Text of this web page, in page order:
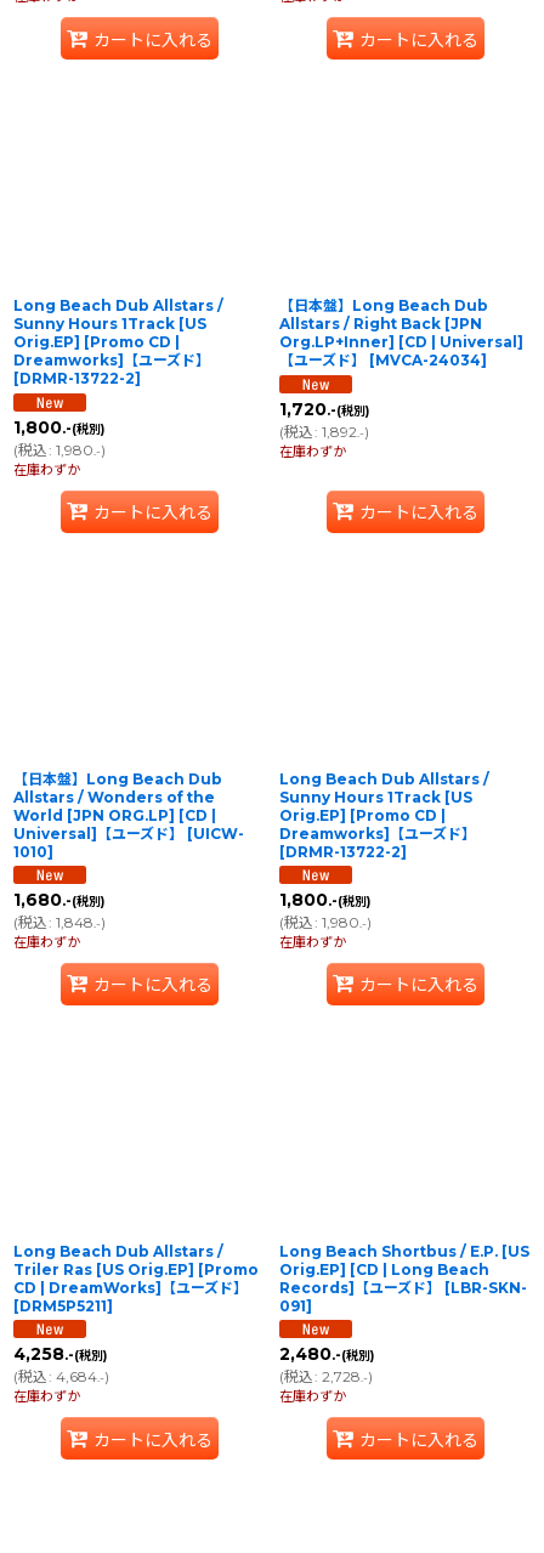
カートに入れる カートに入れる
Long Beach Dub Allstars /
Sunny Hours 1Track [US
Orig.EP] [Promo CD |
Dreamworks]【ユーズド】
[DRMR-13722-2]
1,800.-(税別)
(税込: 1,980 .-)
在庫わずか
カートに入れる
【日本盤】Long Beach Dub
Allstars / Right Back [JPN
Org.LP+Inner] [CD | Universal]
【ユーズド】
[MVCA-24034]
1,720.-(税別)
(税込: 1,892 .-)
在庫わずか
カートに入れる
【日本盤】Long Beach Dub
Allstars / Wonders of the
World [JPN ORG.LP] [CD |
Universal]【ユーズド】
[UICW-
1010]
1,680.-(税別)
(税込: 1,848.-)
在庫わずか
カートに入れる
Long Beach Dub Allstars /
Sunny Hours 1Track [US
Orig.EP] [Promo CD |
Dreamworks]【ユーズド】
[DRMR-13722-2]
1,800.-(税別)
(税込: 1,980.-)
在庫わずか
カートに入れる
Long Beach Dub Allstars /
Triler Ras [US Orig.EP] [Promo
CD | DreamWorks]【ユーズド】
[DRM5P5211]
4,258.-(税別)
(税込: 4,684.-)
在庫わずか
カートに入れる
Long Beach Shortbus / E.P. [US
Orig.EP] [CD | Long Beach
Records]【ユーズド】
[LBR-SKN-
091]
2,480.-(税別)
(税込: 2,728.-)
在庫わずか
カートに入れる